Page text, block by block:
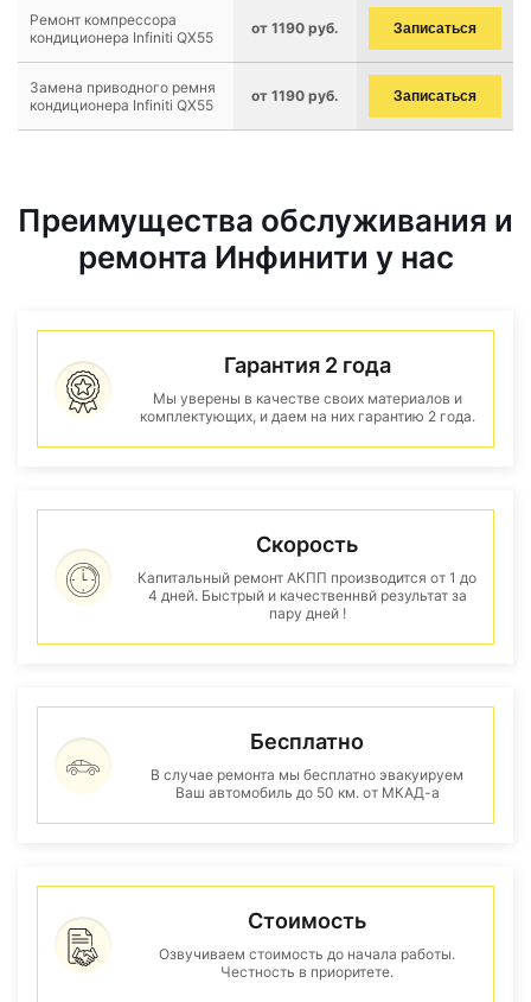
Ремонт компрессора
кондиционера Infiniti QX55
от 1190 руб. Записаться
Замена приводного ремня
кондиционера Infiniti QX55
от 1190 руб. Записаться
Преимущества обслуживания и
ремонта Инфинити у нас
Гарантия 2 года
Мы уверены в качестве своих материалов и
комплектующих, и даем на них гарантию 2 года.
Скорость
Капитальный ремонт АКПП производится от 1 до
4 дней. Быстрый и качественнвй результат за
пару дней !
Бесплатно
В случае ремонта мы бесплатно эвакуируем
Ваш автомобиль до 50 км. от МКАД-а
Стоимость
Озвучиваем стоимость до начала работы.
Честность в приоритете.